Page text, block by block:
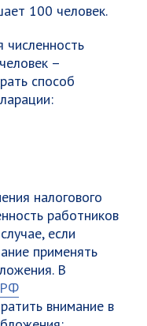
100 человек.
численность
–
способ
налогового
работников
если
применять
В
внимание в